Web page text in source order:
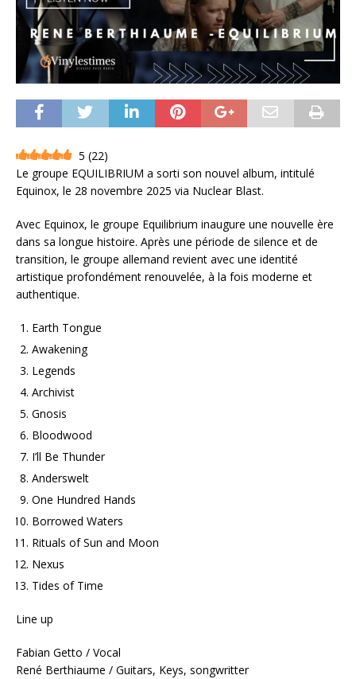
5 (22)
Le groupe EQUILIBRIUM a sorti son nouvel album, intitulé
Equinox, le 28 novembre 2025 via Nuclear Blast.
Avec Equinox, le groupe Equilibrium inaugure une nouvelle ère
dans sa longue histoire. Après une période de silence et de
transition, le groupe allemand revient avec une identité
artistique profondément renouvelée, à la fois moderne et
authentique.
Earth Tongue
Awakening
Legends
Archivist
Gnosis
Bloodwood
I’ll Be Thunder
Anderswelt
One Hundred Hands
Borrowed Waters
Rituals of Sun and Moon
Nexus
Tides of Time
Line up
Fabian Getto / Vocal
René Berthiaume / Guitars, Keys, songwritter